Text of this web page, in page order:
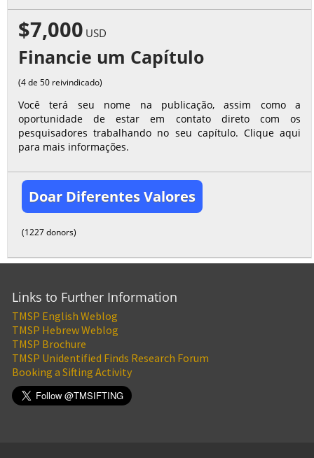
$7,000 USD
Financie um Capítulo
(4 de 50 reivindicado)
Você terá seu nome na publicação, assim como a
oportunidade de estar em contato direto com os
pesquisadores trabalhando no seu capítulo. Clique aqui
para mais informações.
Doar Diferentes Valores
(1227 donors)
Links to Further Information
TMSP English Weblog
TMSP Hebrew Weblog
TMSP Brochure
TMSP Unidentified Finds Research Forum
Booking a Sifting Activity